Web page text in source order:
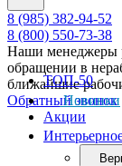
8 (985) 382-94-52
8 (800) 550-73-38
Наши менеджеры
обращении в
ближайшие
Обратный звонок
ТОП-50
Новинки
Акции